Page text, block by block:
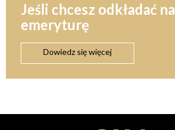
Jeśli chcesz odkładać na
emeryturę
Dowiedz się więcej